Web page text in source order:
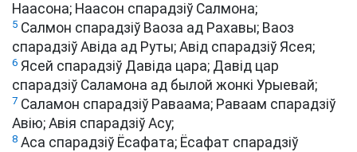
Наасона; Наасон спарадзіў Салмона;
5 Салмон спарадзіў Ваоза ад Рахавы; Ваоз
спарадзіў Авіда ад Руты; Авід спарадзіў Ясея;
6 Ясей спарадзіў Давіда цара; Давід цар
спарадзіў Саламона ад былой жонкі Урыевай;
7 Саламон спарадзіў Раваама; Раваам спарадзіў
Авію; Авія спарадзіў Асу;
8 Аса спарадзіў Ёсафата; Ёсафат спарадзіў